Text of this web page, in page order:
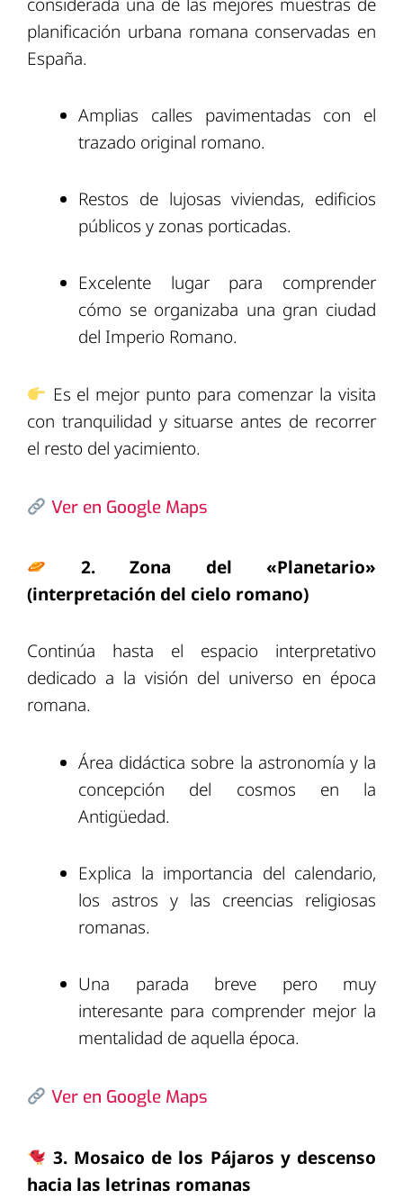
planificación urbana romana conservadas en
España.
Amplias calles pavimentadas con el
trazado original romano.
Restos de lujosas viviendas, edificios
públicos y zonas porticadas.
Excelente lugar para comprender
cómo se organizaba una gran ciudad
del Imperio Romano.
Es el mejor punto para comenzar la visita
con tranquilidad y situarse antes de recorrer
el resto del yacimiento.
Ver en Google Maps
2. Zona del «Planetario»
(interpretación del cielo romano)
Continúa hasta el espacio interpretativo
dedicado a la visión del universo en época
romana.
Área didáctica sobre la astronomía y la
concepción del cosmos en la
Antigüedad.
Explica la importancia del calendario,
los astros y las creencias religiosas
romanas.
Una parada breve pero muy
interesante para comprender mejor la
mentalidad de aquella época.
Ver en Google Maps
3. Mosaico de los Pájaros y descenso
hacia las letrinas romanas